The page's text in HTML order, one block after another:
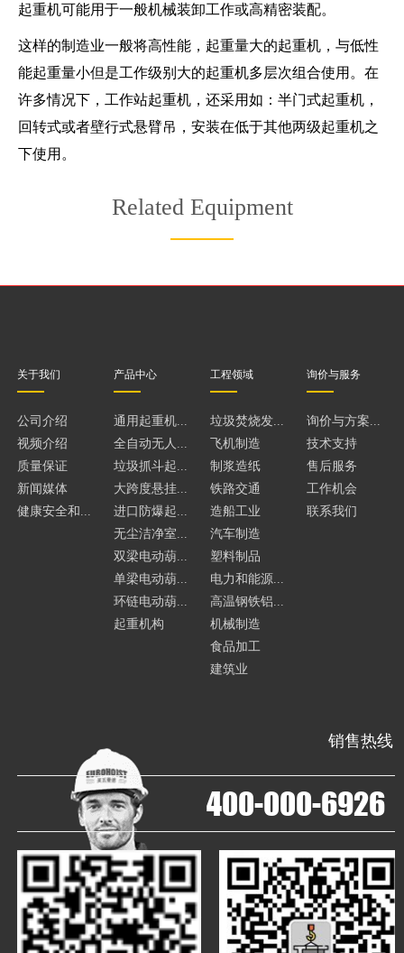
起重机可能用于一般机械装卸工作或高精密装配。
这样的制造业一般将高性能，起重量大的起重机，与低性
能起重量小但是工作级别大的起重机多层次组合使用。在
许多情况下，工作站起重机，还采用如：半门式起重机，
回转式或者壁行式悬臂吊，安装在低于其他两级起重机之
下使用。
Related Equipment
关于我们
公司介绍
视频介绍
质量保证
新闻媒体
健康安全和...
产品中心
通用起重机...
全自动无人...
垃圾抓斗起...
大跨度悬挂...
进口防爆起...
无尘洁净室...
双梁电动葫...
单梁电动葫...
环链电动葫...
起重机构
工程领域
垃圾焚烧发...
飞机制造
制浆造纸
铁路交通
造船工业
汽车制造
塑料制品
电力和能源...
高温钢铁铝...
机械制造
食品加工
建筑业
询价与服务
询价与方案...
技术支持
售后服务
工作机会
联系我们
销售热线
400-000-6926